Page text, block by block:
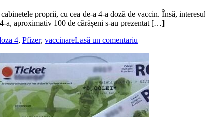
proprii, cu cea de-a 4-a doză de vaccin. Însă,
a, aproximativ 100 de cărășeni s-au prezentat […]
4, Pfizer, vaccinareLasă un comentariu